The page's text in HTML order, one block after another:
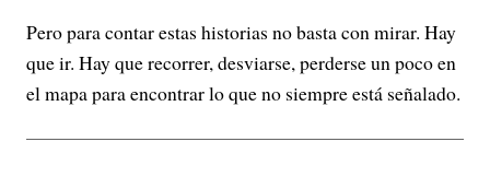
Pero para contar estas historias no basta con mirar. Hay
que ir. Hay que recorrer, desviarse, perderse un poco en
el mapa para encontrar lo que no siempre está señalado.